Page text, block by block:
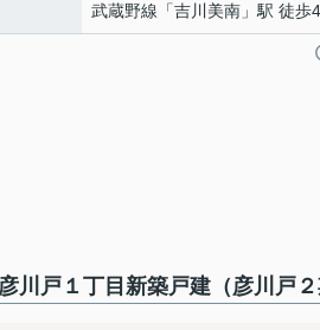
武蔵野線 「吉川美南 」駅 徒歩
川戸１丁目新築戸建（彦川戸